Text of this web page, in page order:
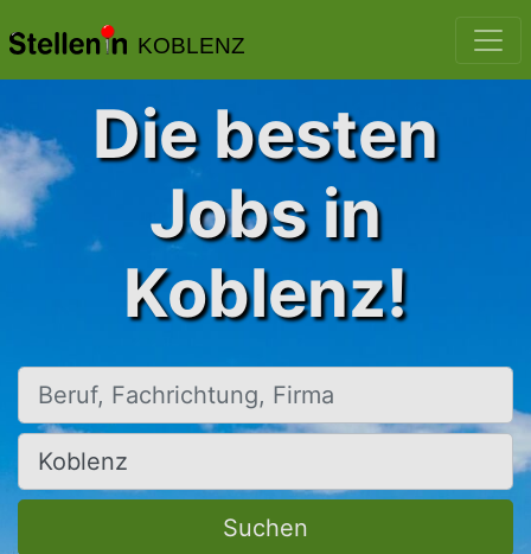
KOBLENZ
Die besten
Jobs in
Koblenz!
Beruf, Fachrichtung, Firma
Ort, Stadt
Suchen